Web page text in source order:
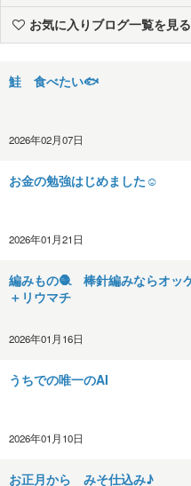
お気に入りブログ一覧を見る
鮭 食べたい🐟
2026年02月07日
お金の勉強はじめました☺️
2026年01月21日
編みもの🧶 棒針編みならオッ
＋リウマチ
2026年01月16日
うちでの唯一のAI
2026年01月10日
お正月から みそ仕込み♪